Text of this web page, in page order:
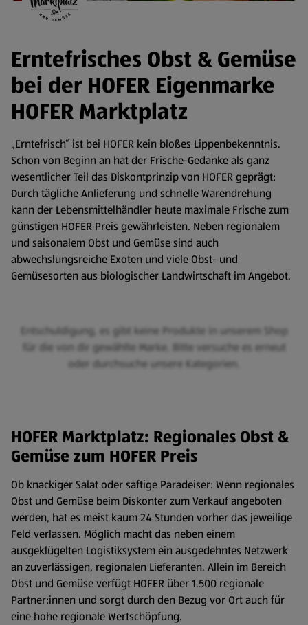
Erntefrisches Obst & Gemüse
bei der HOFER Eigenmarke
HOFER Marktplatz
„Erntefrisch“ ist bei HOFER kein bloßes Lippenbekenntnis.
Schon von Beginn an hat der Frische-Gedanke als ganz
wesentlicher Teil das Diskontprinzip von HOFER geprägt:
Durch tägliche Anlieferung und schnelle Warendrehung
kann der Lebensmittelhändler heute maximale Frische zum
günstigen HOFER Preis gewährleisten. Neben regionalem
und saisonalem Obst und Gemüse sind auch
abwechslungsreiche Exoten und viele Obst- und
Gemüsesorten aus biologischer Landwirtschaft im Angebot.
Entschuldigung, es gibt keine Produkte in unserem Shop
für die von dir gewählte Marke. Bitte versuche es erneut
oder durchsuche unsere Kategorien.
HOFER Marktplatz: Regionales Obst &
Gemüse zum HOFER Preis
Ob knackiger Salat oder saftige Paradeiser: Wenn regionales
Obst und Gemüse beim Diskonter zum Verkauf angeboten
werden, hat es meist kaum 24 Stunden vorher das jeweilige
Feld verlassen. Möglich macht das neben einem
ausgeklügelten Logistiksystem ein ausgedehntes Netzwerk
an zuverlässigen, regionalen Lieferanten. Allein im Bereich
Obst und Gemüse verfügt HOFER über 1.500 regionale
Partner:innen und sorgt durch den Bezug vor Ort auch für
eine hohe regionale Wertschöpfung.